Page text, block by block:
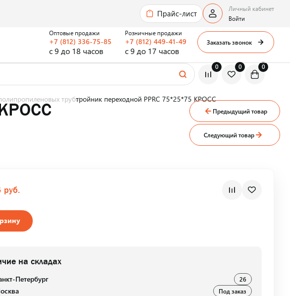
Прайс-лист
0 0 0
Оптовые продажи
+7 (812) 336-75-85
с 9 до 18 часов
Розничные продажи
+7 (812) 449-41-49
с 9 до 17 часов
Заказать звонок
Личный кабинет
Войти
трубтройник переходной PPRC 75*25*75 КРОСС
руб.
на складах
Петербург 26
Под заказ
Предыдущий товар
Следующий товар